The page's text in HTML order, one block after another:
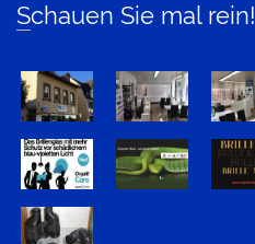
Schauen Sie mal rein!